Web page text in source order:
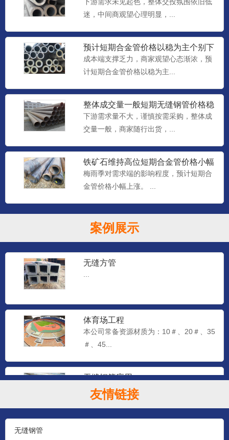
下游需求未见起色，整体交投氛围依旧低
迷，中间商观望心理明显，...
预计短期合金管价格以稳为主个别下
调
成本端支撑乏力，商家观望心态渐浓，预
计短期合金管价格以稳为主...
整体成交量一般短期无缝钢管价格稳
中个调整理
下游需求量不大，谨慎按需采购，整体成
交量一般，商家随行出货，...
铁矿石维持高位短期合金管价格小幅
上涨
梅雨季对需求端的影响程度，预计短期合
金管价格小幅上涨。 ...
案例展示
无缝方管
...
体育场工程
本公司常备资源材质为：10＃、20＃、35
＃、45...
无缝钢管应用
本公司常备资源材质为：10＃、20＃、35
＃、45...
友情链接
无缝钢管